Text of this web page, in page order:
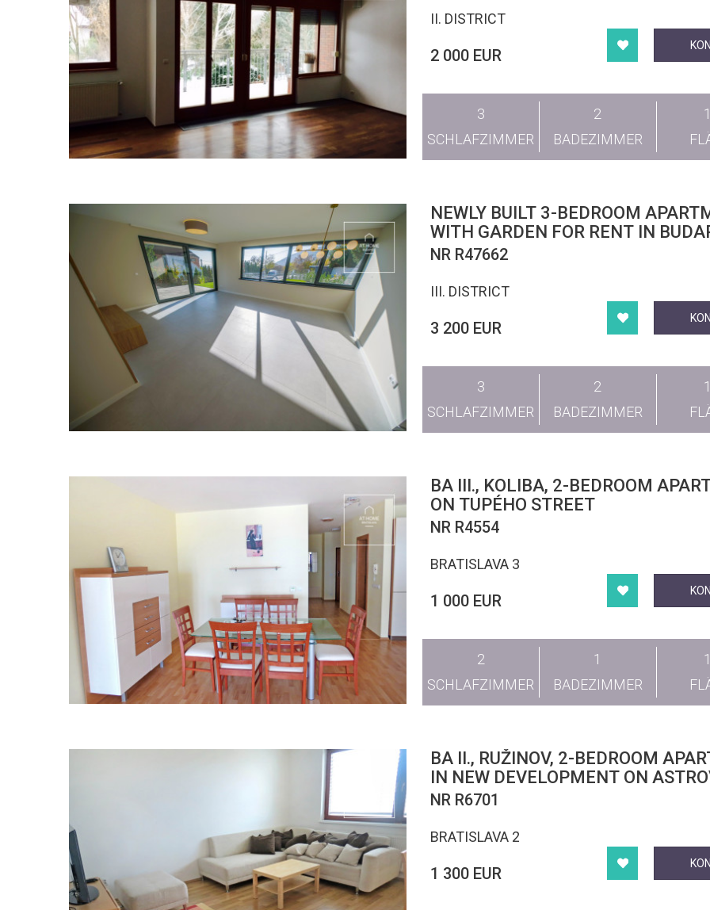
II. DISTRICT
2 000 EUR
3
SCHLAFZIMMER
2
BADEZIMMER
NEWLY BUILT 3-BEDROOM
WITH GARDEN FOR RENT IN
DISTRICT
NR R47662
III. DISTRICT
3 200 EUR
3
SCHLAFZIMMER
2
BADEZIMMER
BA III., KOLIBA, 2-BEDROOM
ON TUPÉHO STREET
NR R4554
BRATISLAVA 3
1 000 EUR
2
SCHLAFZIMMER
1
BADEZIMMER
BA II., RUŽINOV, 2-BEDROOM
IN NEW DEVELOPMENT ON
STREET
NR R6701
BRATISLAVA 2
1 300 EUR